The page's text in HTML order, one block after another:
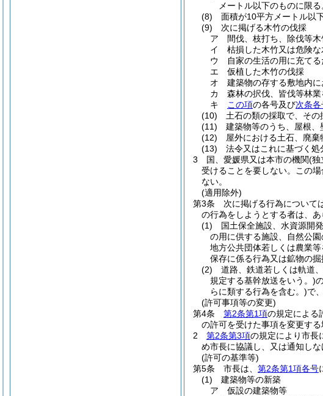
メートル以下のものに限る
(8)
面積が10平方メートル以
(9)
次に掲げる木竹の伐採
ア
間伐、枝打ち、除伐等
イ
枯損した木竹又は危険
ウ
自家の生活の用に充て
エ
仮植した木竹の伐採
オ
建築物の存する敷地内
カ
森林の択伐、皆伐等林
キ
この項の各号及び次条各
(10)
土石の類の採取で、そ
(11)
建築物等のうち、屋根
(12)
屋外における土石、廃
(13)
法令又はこれに基づく
3
国、愛媛県又は本市の機関(独
受けることを要しない。
この
ない。
(適用除外)
第3条
次に掲げる行為について
の行為をしようとする者は、
(1)
国土保全施設、水資源開
の用に供する施設、自然公
地方公共団体若しくは農業
保存に係る行為又は鉱物の
(2)
道路、鉄道若しくは軌道
規定する基幹放送をいう。)
らに類する行為を含む。)で
(許可事項等の変更)
第4条
第2条第1項の規定による
の許可を受けた事項を変更する
2
第2条第3項の規定により市長
め市長に協議し、又は通知しな
(許可の基準等)
第5条
市長は、 第2条第1項各号
(1)
建築物等の新築
ア
仮設の建築物等